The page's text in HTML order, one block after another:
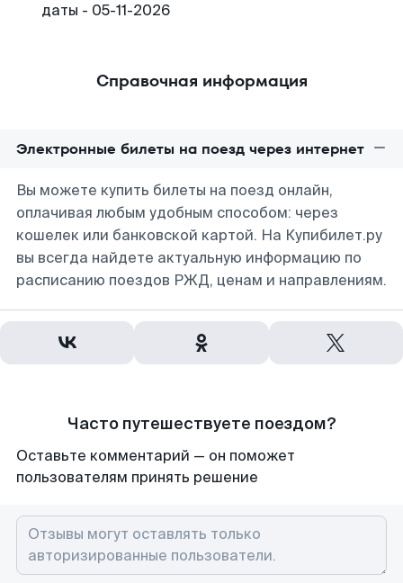
даты - 05-11-2026
Справочная информация
Электронные билеты на поезд через интернет
Вы можете купить билеты на поезд онлайн,
оплачивая любым удобным способом: через
кошелек или банковской картой. На Купибилет.ру
вы всегда найдете актуальную информацию по
расписанию поездов РЖД, ценам и направлениям.
Часто путешествуете поездом?
Оставьте комментарий — он поможет
пользователям принять решение